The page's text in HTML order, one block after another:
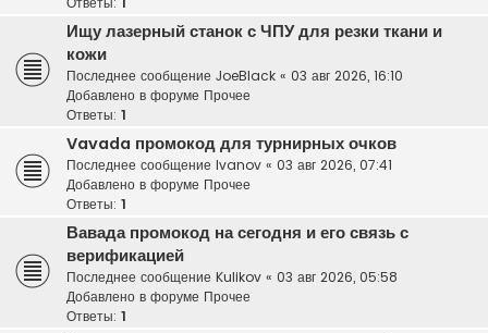
Ищу лазерный станок с ЧПУ для резки ткани и
кожи
Последнее сообщение JoeBlack « 03 авг 2026, 16:10
Добавлено в форуме Прочее
Ответы: 1
Vavada промокод для турнирных очков
Последнее сообщение Ivanov « 03 авг 2026, 07:41
Добавлено в форуме Прочее
Ответы: 1
Вавада промокод на сегодня и его связь с
верификацией
Последнее сообщение Kulikov « 03 авг 2026, 05:58
Добавлено в форуме Прочее
Ответы: 1